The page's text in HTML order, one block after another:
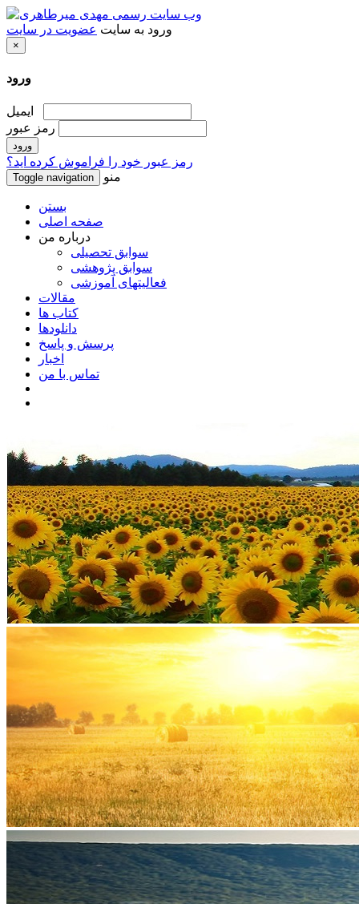
ورود به سایت عضویت در سایت
×
ورود
رمز عبور
رمز عبور خود را فراموش کرده اید؟
Toggle navigation منو
بستن
صفحه اصلی
درباره من
سوابق تحصیلی
سوابق پژوهشی
فعالیتهای آموزشی
مقالات
کتاب ها
دانلودها
پرسش و پاسخ
اخبار
تماس با من